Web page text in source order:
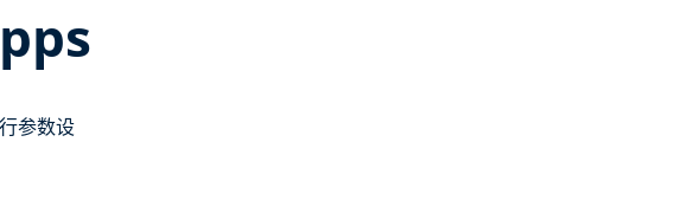
参数设